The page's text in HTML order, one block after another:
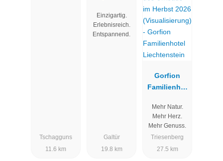
Tschagguns
11.6 km
Ballunspitze
Einzigartig.
Erlebnisreich.
Entspannend.
Galtür
19.8 km
Gorfion
Familienhot
Liechtenstei
Mehr Natur.
Mehr Herz.
Mehr Genuss.
Triesenberg
27.5 km